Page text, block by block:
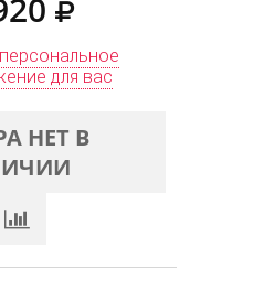
для вас
НЕТ В